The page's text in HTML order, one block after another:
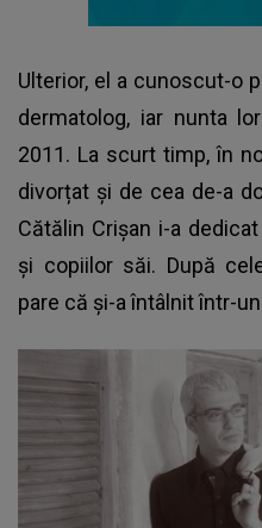
Ulterior, el a cunoscut-o
dermatolog, iar nunta
2011. La scurt timp, în
divorțat și de cea de-a
Cătălin Crișan i-a
și copiilor săi. După
pare că și-a întâlnit într-